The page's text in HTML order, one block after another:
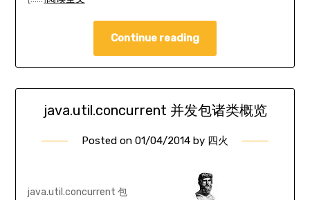
Continue reading
java.util.concurrent 并发包诸类概览
Posted on 01/04/2014 by 四火
java.util.concurrent 包